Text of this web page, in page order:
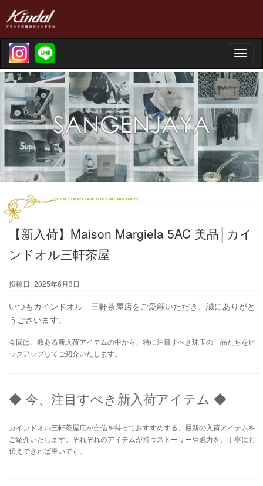
Toggle
【新入荷】Maison Margiela 5AC 美品│カイ
ンドオル三軒茶屋
投稿日: 2025年6月3日
いつもカインドオル 三軒茶屋店をご愛顧いただき、誠にありがと
うございます。
今回は、数ある新入荷アイテムの中から、特に注目すべき珠玉の一品たちをピ
ックアップしてご紹介いたします。
◆ 今、注目すべき新入荷アイテム ◆
カインドオル三軒茶屋店が自信を持っておすすめする、最新の入荷アイテムを
ご紹介いたします。それぞれのアイテムが持つストーリーや魅力を、丁寧にお
伝えできれば幸いです。